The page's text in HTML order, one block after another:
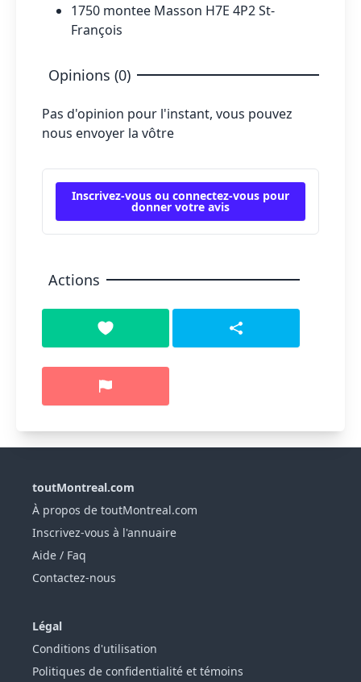
1750 montee Masson H7E 4P2 St-
François
Opinions (0)
Pas d'opinion pour l'instant, vous pouvez
nous envoyer la vôtre
Inscrivez-vous ou connectez-vous pour
donner votre avis
Actions
toutMontreal.com
À propos de toutMontreal.com
Inscrivez-vous à l'annuaire
Aide / Faq
Contactez-nous
Légal
Conditions d'utilisation
Politiques de confidentialité et témoins